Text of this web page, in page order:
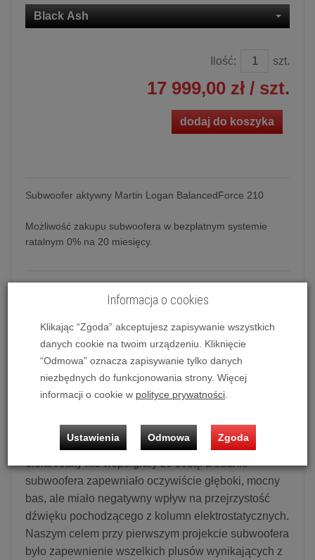
Black Ash
Ilość: szt.
17 999,00 zł / szt.
dodaj do koszyka
Subwoofer aktywny Martin Logan BalancedForce 210
Możliwość zakupu subwoofera w bezpłatnym systemie
ratalnym 0% na 20 miesięcy.
Cechy BalancedForce
Są duże szanse, że słyszałeś o trudnościach, a
nawet niemożliwości dodania subwoofera do
systemu złożonego z kolumn elektrostatycznych.
na to dowodem), taka opinia krąży wśród
entuzjastów audio. Przez wiele lat subwoofery i
elektrostaty nie współgrały ze sobą. Dodanie
subwoofera zapewniało oczywiście głęboki, mocny
bas, ale miało negatywny wpływ na przejrzystość
dźwięku pochodzącego z kolumn elektrostatycznych.
Naszym celem przy pierwszym projekcie subwoofera
było zapewnienie wszelkich plusów wynikających z
Informacja o cookies
Klikając “Zgoda” akceptujesz zapisywanie wszystkich
danych cookie na twoim urządzeniu. Kliknięcie
“Odmowa” oznacza zapisywanie tylko danych
niezbędnych do funkcjonowania strony. Więcej
informacji o cookie w polityce prywatności
Ustawienia Odmowa Zgoda